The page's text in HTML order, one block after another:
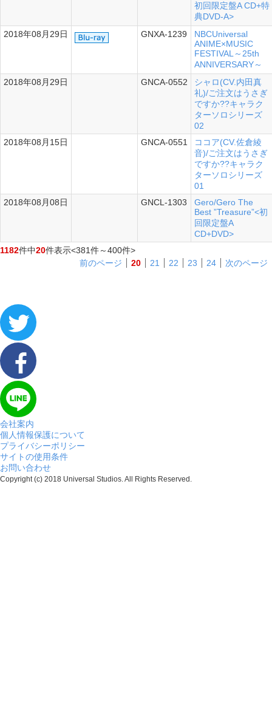
初回限定盤A CD+特
典DVD-A>
2018年08月29日
GNXA-1239
NBCUniversal
ANIME×MUSIC
FESTIVAL～25th
ANNIVERSARY～
2018年08月29日
グル GNCA-0552
シャロ(CV.内田真
礼)/ご注文はうさぎ
ですか??キャラク
ターソロシリーズ
02
2018年08月15日
グル GNCA-0551
ココア(CV.佐倉綾
音)/ご注文はうさぎ
ですか??キャラク
ターソロシリーズ
01
2018年08月08日
GNCL-1303
Gero/Gero The
Best ”Treasure”<初
回限定盤A
CD+DVD>
1182件中20件表示<381件～400件>
前のページ
20 21 22 23 24 次のページ
会社案内
個人情報保護について
プライバシーポリシー
サイトの使用条件
お問い合わせ
Copyright (c) 2018 Universal Studios. All Rights Reserved.